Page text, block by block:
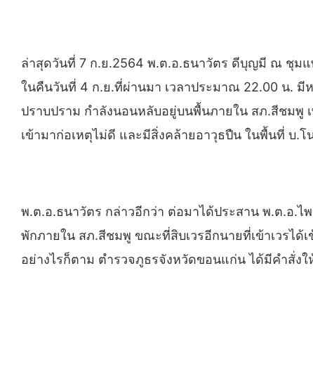
ล่าสุดวันที่ 7 ก.ย.2564 พ.ต.อ.ธนาวัตร ดีบุญมี ณ ชุมแ
ในคืนวันที่ 4 ก.ย.ที่ผ่านมา เวลาประมาณ 22.00 น.
ปราบปราม กำลังนอนหลับอยู่บนพื้นภายใน สภ.สีชมพู
เข้ามาก่อเหตุไม่ดี และมีสิ่งคล้ายอาวุธปืน ในพื้นที่ บ.
พ.ต.อ.ธนาวัตร กล่าวอีกว่า ต่อมาได้ประสาน พ.ต.อ.
พักภายใน สภ.สีชมพู ขณะที่สิบเวรอีกนายที่เข้าเวรได้
อย่างไรก็ตาม ตำรวจภูธรจังหวัดขอนแก่น ได้มีคำสั่ง